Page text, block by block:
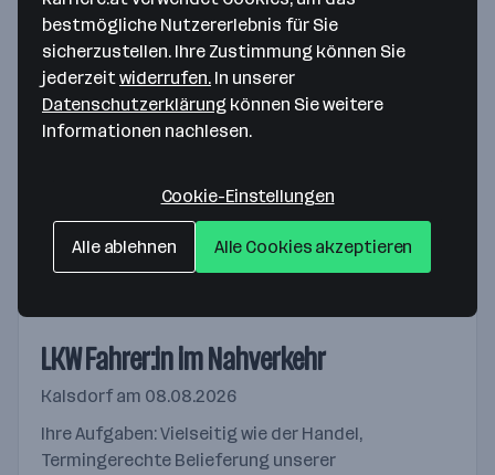
Digitaldruckoperator:in
Wiener Neudorfam 08.08.2026
Ihre Aufgaben: Sie übernehmen die
Kleinformat- und Großformatdrucker. Sie sind für
Wartungsarbeiten an den Drucksystemen
zuständig. Der...
Merken
LKW Fahrer:in im Nahverkehr
Kalsdorfam 08.08.2026
Ihre Aufgaben: Vielseitig wie der Handel,
Termingerechte Belieferung unserer
bestmögliche Nutzererlebnis für Sie
sicherzustellen. Ihre Zustimmung können Sie
jederzeit widerrufen. In unserer
Datenschutzerklärung können Sie weitere
Informationen nachlesen.
Cookie-Einstellungen
Alle ablehnen Alle Cookies akzeptieren